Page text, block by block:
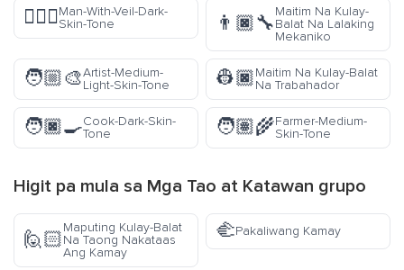
👰🏿‍♂️Man-With-Veil-Dark-
Skin-Tone
👨🏿‍🔧
Maitim Na Kulay-
Balat Na Lalaking
Mekaniko
🧑🏼‍🎨Artist-Medium-
Light-Skin-Tone
👷🏿Maitim Na Kulay-Balat
Na Trabahador
🧑🏿‍🍳Cook-Dark-Skin-
Tone
🧑🏽‍🌾Farmer-Medium-
Skin-Tone
Higit pa mula sa Mga Tao at Katawan grupo
🙋🏻
Maputing Kulay-Balat
Na Taong Nakataas
Ang Kamay
🫲Pakaliwang Kamay